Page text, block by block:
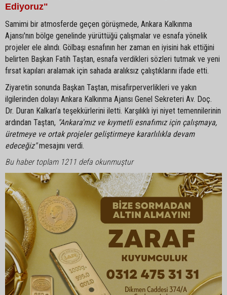
Ediyoruz"
Samimi bir atmosferde geçen görüşmede, Ankara Kalkınma
Ajansı'nın bölge genelinde yürüttüğü çalışmalar ve esnafa yönelik
projeler ele alındı. Gölbaşı esnafının her zaman en iyisini hak ettiğini
belirten Başkan Fatih Taştan, esnafa verdikleri sözleri tutmak ve yeni
fırsat kapıları aralamak için sahada aralıksız çalıştıklarını ifade etti.
Ziyaretin sonunda Başkan Taştan, misafirperverlikleri ve yakın
ilgilerinden dolayı Ankara Kalkınma Ajansı Genel Sekreteri Av. Doç.
Dr. Duran Kalkan’a teşekkürlerini iletti. Karşılıklı iyi niyet temennilerinin
ardından Taştan, "Ankara'mız ve kıymetli esnafımız için çalışmaya,
üretmeye ve ortak projeler geliştirmeye kararlılıkla devam
edeceğiz"mesajını verdi.
Bu haber toplam 1211 defa okunmuştur